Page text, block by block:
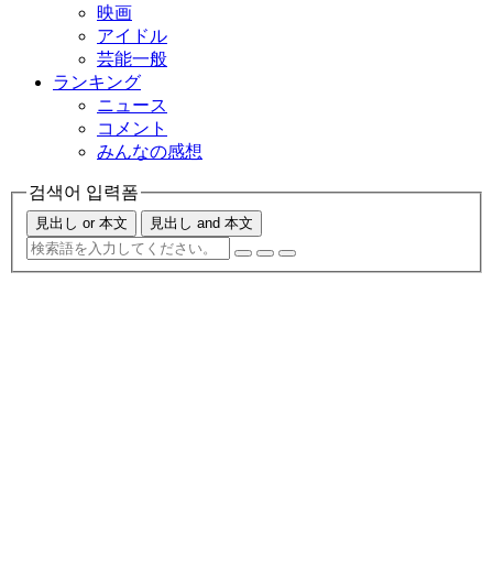
映画
アイドル
芸能一般
ランキング
ニュース
コメント
みんなの感想
검색어 입력폼
見出し or 本文 見出し and 本文